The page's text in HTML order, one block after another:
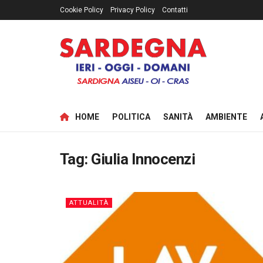
Cookie Policy Privacy Policy Contatti
HOME POLITICA SANITÀ AMBIENTE
Tag: Giulia Innocenzi
ATTUALITÀ